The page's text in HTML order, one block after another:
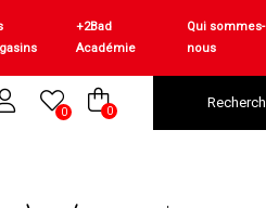
+2Bad
Académie
Qui sommes-
nous
0 0